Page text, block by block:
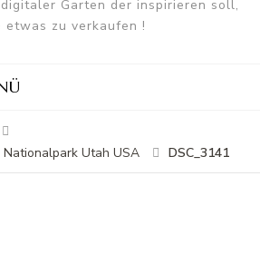
Garten der inspirieren soll,
etwas zu verkaufen !
Utah USA
DSC_3141